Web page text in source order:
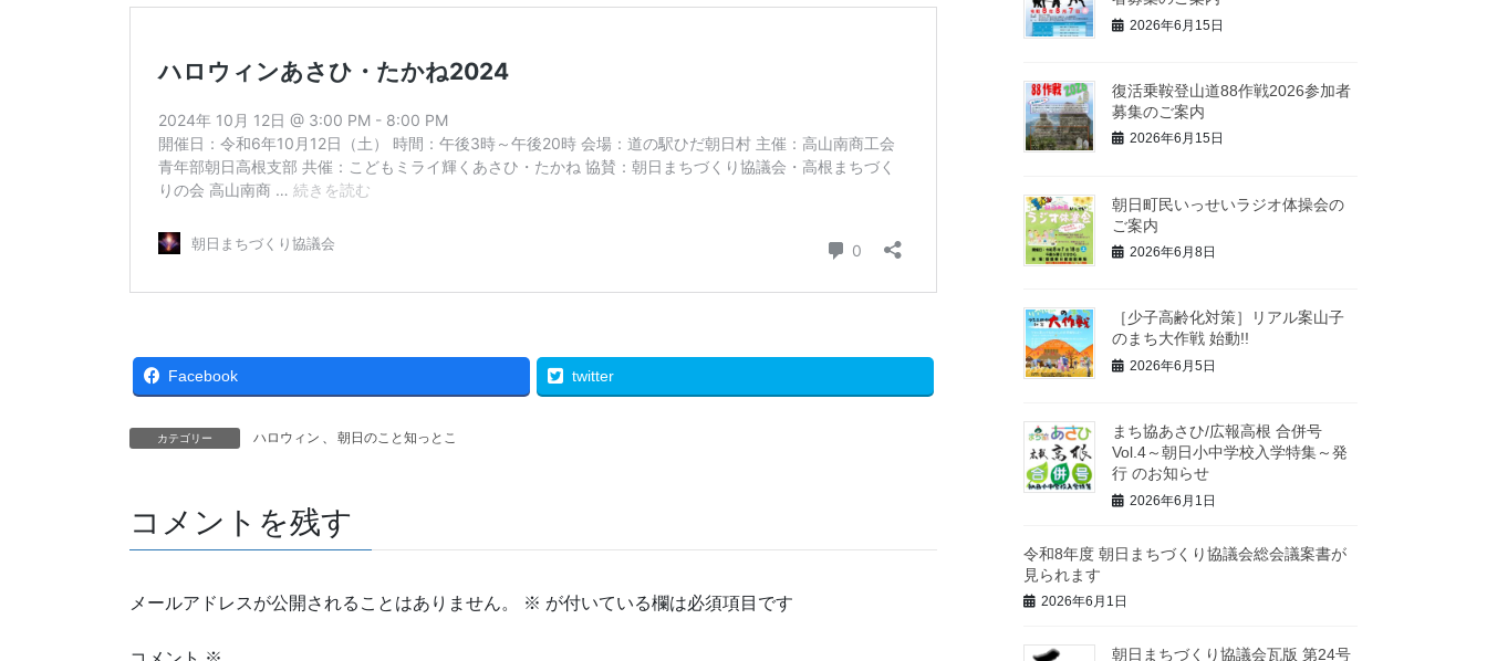
Facebook twitter
カテゴリー ハロウィン 朝日のこと知っとこ
コメントを残す
メールアドレスが公開されることはありません。 ※ が付いている欄は必須項目です
2026年6月15日
復活乗鞍登山道88作戦2026参加者
募集のご案内
2026年6月15日
朝日町民いっせいラジオ体操会の
ご案内
2026年6月8日
［少子高齢化対策］リアル案山子
のまち大作戦 始動!!
2026年6月5日
まち協あさひ/広報高根 合併号
Vol.4～朝日小中学校入学特集～発
行 のお知らせ
2026年6月1日
令和8年度 朝日まちづくり協議会総会議案書が
見られます
2026年6月1日
朝日まちづくり協議会瓦版 第24号